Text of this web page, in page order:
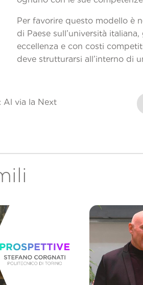
Per favorire questo modello è
di Paese sull’università
eccellenza e con costi
deve strutturarsi all’interno di
Al via la Next